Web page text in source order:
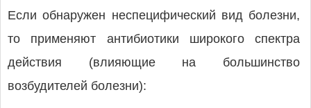
Если обнаружен неспецифический вид болезни,
то применяют антибиотики широкого спектра
действия (влияющие на большинство
возбудителей болезни):